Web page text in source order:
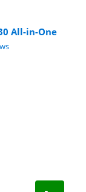
All-in-One